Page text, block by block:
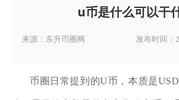
u币是什么可以干
来源：东升币圈网 发布时间：
币圈日常提到的U币，本质是